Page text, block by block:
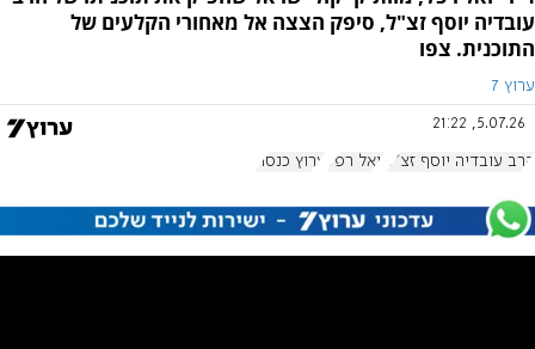
עובדיה יוסף זצ"ל, סיפק הצצה אל מאחורי הקלעים של
התוכנית. צפו
ערוץ 7
5.07.26, 21:22
הרב עובדיה יוסף זצ"ל יואל רפל ערוץ כנסת